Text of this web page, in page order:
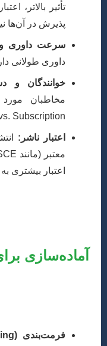
تأثیر بالاتر،
پذیرش در آن‌ها
سرعت داوری و
داوری طولانی
خوانندگان و
Subscription)
اعتبار ناشر:
اعتبار بیشتری
آماده‌سازی
فرمت‌بندی (Formatting):